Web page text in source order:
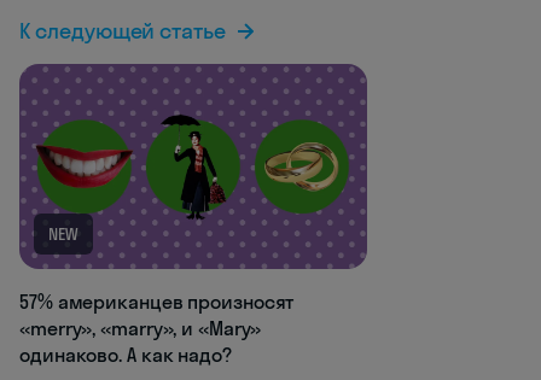
К следующей статье
NEW
57% американцев произносят
«merry», «marry», и «Mary»
одинаково. А как надо?